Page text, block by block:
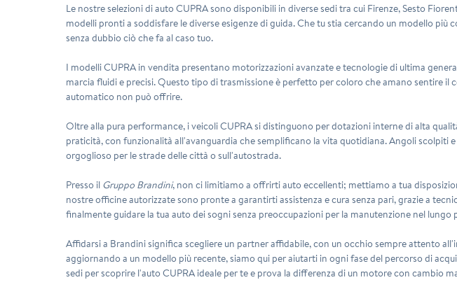
Le nostre selezioni di auto CUPRA sono disponibili in diverse sedi tra cui Firenze, Sesto
modelli pronti a soddisfare le diverse esigenze di guida. Che tu stia cercando un modello
senza dubbio ciò che fa al caso tuo.
I modelli CUPRA in vendita presentano motorizzazioni avanzate e tecnologie di ultima
marcia fluidi e precisi. Questo tipo di trasmissione è perfetto per coloro che amano sentire
automatico non può offrire.
Oltre alla pura performance, i veicoli CUPRA si distinguono per dotazioni interne di alta
praticità, con funzionalità all'avanguardia che semplificano la vita quotidiana. Angoli
orgoglioso per le strade delle città o sull'autostrada.
Presso il Gruppo Brandini, non ci limitiamo a offrirti auto eccellenti; mettiamo a tua
nostre officine autorizzate sono pronte a garantirti assistenza e cura senza pari, grazie a
finalmente guidare la tua auto dei sogni senza preoccupazioni per la manutenzione nel lungo
Affidarsi a Brandini significa scegliere un partner affidabile, con un occhio sempre attento
aggiornando a un modello più recente, siamo qui per aiutarti in ogni fase del percorso di
sedi per scoprire l'auto CUPRA ideale per te e prova la differenza di un motore con cambio